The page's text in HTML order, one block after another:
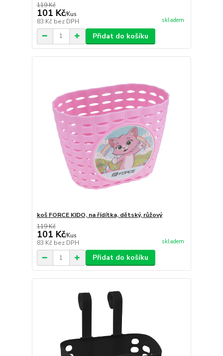
119 Kč
101 Kč/Kus
83 Kč bez DPH skladem
Přidat do košíku
koš FORCE KIDO, na řídítka, dětský, růžový
119 Kč
101 Kč/Kus
83 Kč bez DPH skladem
Přidat do košíku